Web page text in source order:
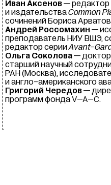
Иван Аксенов— редактор
и издательстваCommon
сочинений Бориса
Андрей Россомахин —
преподаватель НИУ ВШЭ,
редактор серииAvant-
Ольга Соколова— доктор
старший научный
РАН (Москва),
и англо-американского
Григорий Чередов—
программ фондаV–A–C